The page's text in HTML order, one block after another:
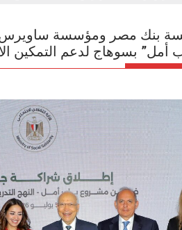
بنك مصر ومؤسسة ساويرس
أمل” بسوهاج لدعم التمكين